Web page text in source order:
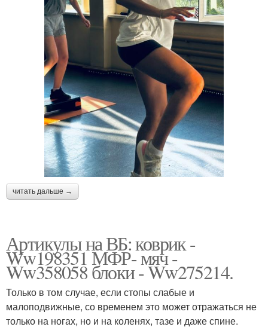
читать дальше →
Артикулы на ВБ: коврик -
Ww198351 МФР- мяч -
Ww358058 блоки - Ww275214.
Только в том случае, если стопы слабые и
малоподвижные, со временем это может отражаться не
только на ногах, но и на коленях, тазе и даже спине.